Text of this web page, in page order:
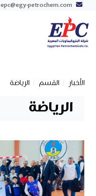
epc@egy-petrochem.com
الأخبار القسم الرياضة
الرياضة